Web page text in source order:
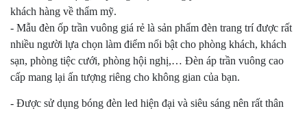
khách hàng về thẩm mỹ.
- Mẫu đèn ốp trần vuông giá rẻ là sản phẩm đèn trang trí được rất
nhiều người lựa chọn làm điểm nổi bật cho phòng khách, khách
sạn, phòng tiệc cưới, phòng hội nghị,… Đèn áp trần vuông cao
cấp mang lại ấn tượng riêng cho không gian của bạn.
- Được sử dụng bóng đèn led hiện đại và siêu sáng nên rất thân